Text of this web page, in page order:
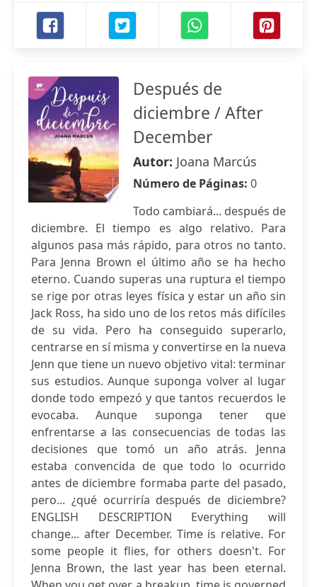
Después de
diciembre / After
December
Autor: Joana Marcús
Número de Páginas: 0
Todo cambiará... después de
diciembre. El tiempo es algo relativo. Para
algunos pasa más rápido, para otros no tanto.
Para Jenna Brown el último año se ha hecho
eterno. Cuando superas una ruptura el tiempo
se rige por otras leyes física y estar un año sin
Jack Ross, ha sido uno de los retos más difíciles
de su vida. Pero ha conseguido superarlo,
centrarse en sí misma y convertirse en la nueva
Jenn que tiene un nuevo objetivo vital: terminar
sus estudios. Aunque suponga volver al lugar
donde todo empezó y que tantos recuerdos le
evocaba. Aunque suponga tener que
enfrentarse a las consecuencias de todas las
decisiones que tomó un año atrás. Jenna
estaba convencida de que todo lo ocurrido
antes de diciembre formaba parte del pasado,
pero... ¿qué ocurriría después de diciembre?
ENGLISH DESCRIPTION Everything will
change... after December. Time is relative. For
some people it flies, for others doesn't. For
Jenna Brown, the last year has been eternal.